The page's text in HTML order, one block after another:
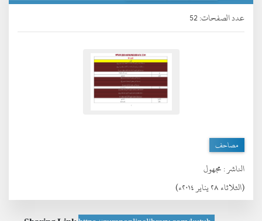
عدد الصفحات: 52
(الثلاثاء ٢٨ يناير ٢٠١٤ء)
الناشر :مجهول
مصاحف